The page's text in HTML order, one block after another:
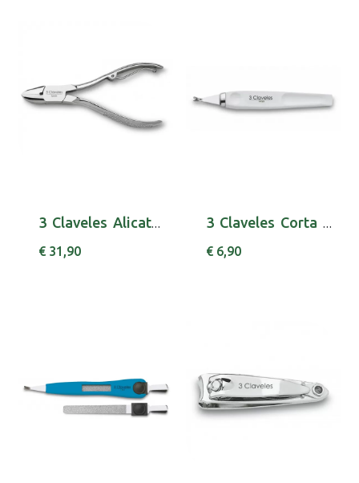
3 Claveles Alicate Unha 10cm 80060
€ 31,90
3 Claveles Corta Cutic 10cm 80206
€ 6,90